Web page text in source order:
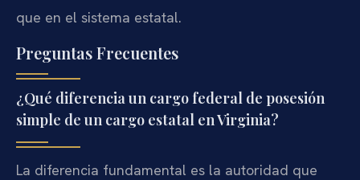
que en el sistema estatal.
Preguntas Frecuentes
¿Qué diferencia un cargo federal de posesión
simple de un cargo estatal en Virginia?
La diferencia fundamental es la autoridad que